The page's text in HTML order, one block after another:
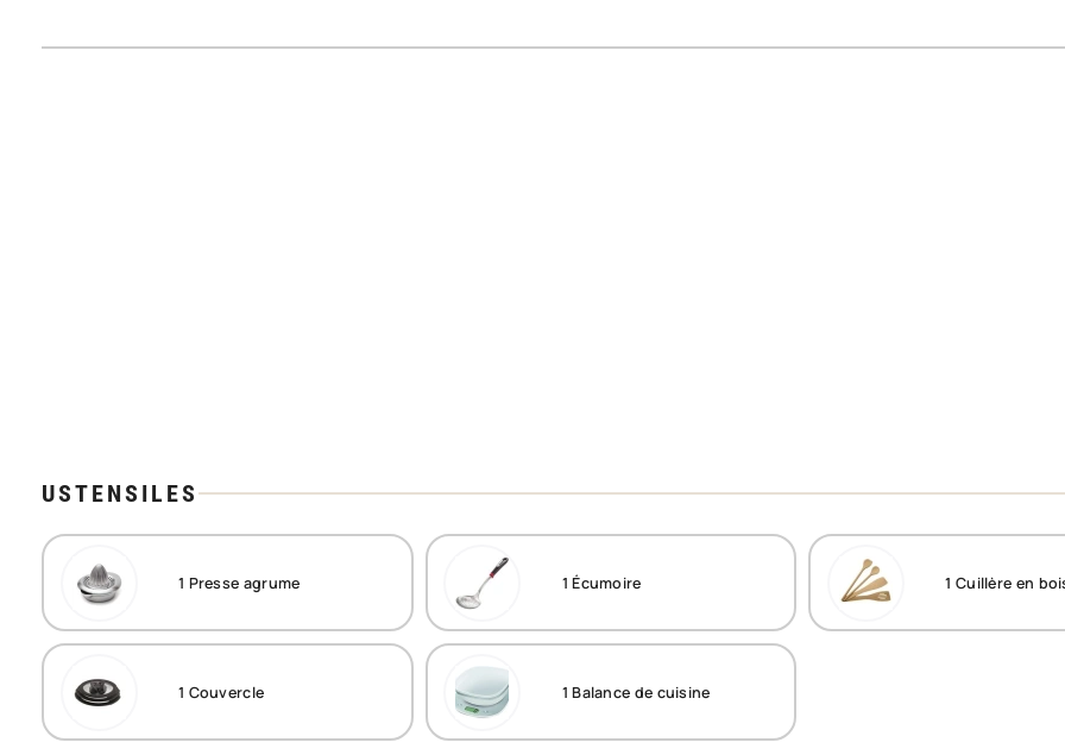
USTENSILES
1 Presse agrume 1 Écumoire 1 Cuillère en
1 Couvercle 1 Balance de cuisine